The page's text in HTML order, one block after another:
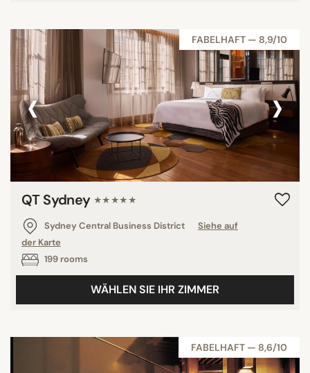
FABELHAFT — 8,9/10
‹ ›
QT Sydney ★★★★★
Sydney Central Business District
Siehe auf
der Karte
199 rooms
WÄHLEN SIE IHR ZIMMER
FABELHAFT — 8,6/10